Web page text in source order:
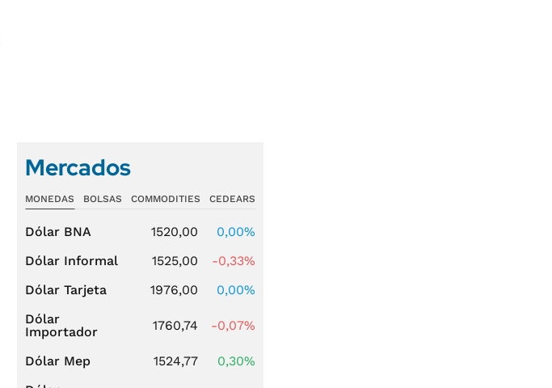
Mercados
MONEDAS BOLSAS COMMODITIES CEDEARS
Dólar BNA 1520,00
0,00%
Dólar Informal
1525,00
-0,33%
Dólar Tarjeta
1976,00
0,00%
Dólar
Importador
1760,74 -0,07%
Dólar Mep 1524,77
0,30%